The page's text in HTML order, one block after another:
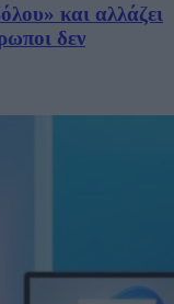
και αλλάζει
δεν